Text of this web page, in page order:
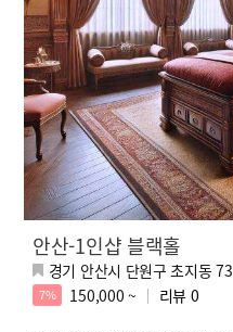
안산-1인샵 블랙홀
경기 안산시 단원구 초지동
7% 150,000 ~ 리뷰 0